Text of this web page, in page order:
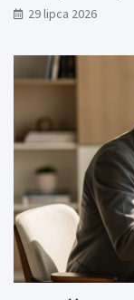
29 lipca 2026